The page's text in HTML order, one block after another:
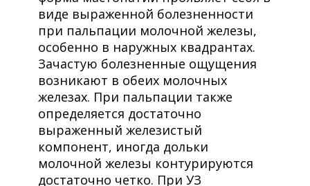
виде выраженной болезненности
при пальпации молочной железы,
особенно в наружных квадрантах.
Зачастую болезненные ощущения
возникают в обеих молочных
железах. При пальпации также
определяется достаточно
выраженный железистый
компонент, иногда дольки
молочной железы контурируются
достаточно четко. При УЗ